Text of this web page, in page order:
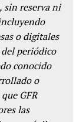
sin reserva ni
o digitales
periódico
conocido
o
GFR
las